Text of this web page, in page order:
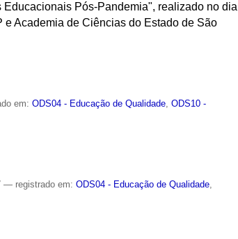
Pós-Pandemia", realizado no dia
Academia de Ciências do Estado de São
em:ODS04 - Educação de Qualidade,ODS10 -
— registrado em:ODS04 - Educação de Qualidade